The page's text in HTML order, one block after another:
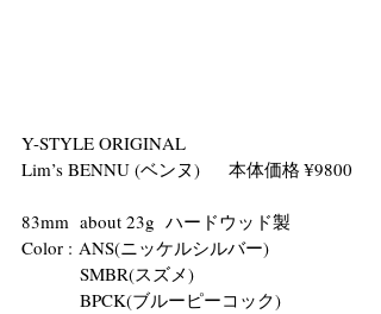
Y-STYLE ORIGINAL
Lim’s BENNU (ベンヌ)      本体価格 ¥9800
83mm  about 23g  ハードウッド製
Color : ANS(ニッケルシルバー)
SMBR(スズメ)
BPCK(ブルーピーコック)